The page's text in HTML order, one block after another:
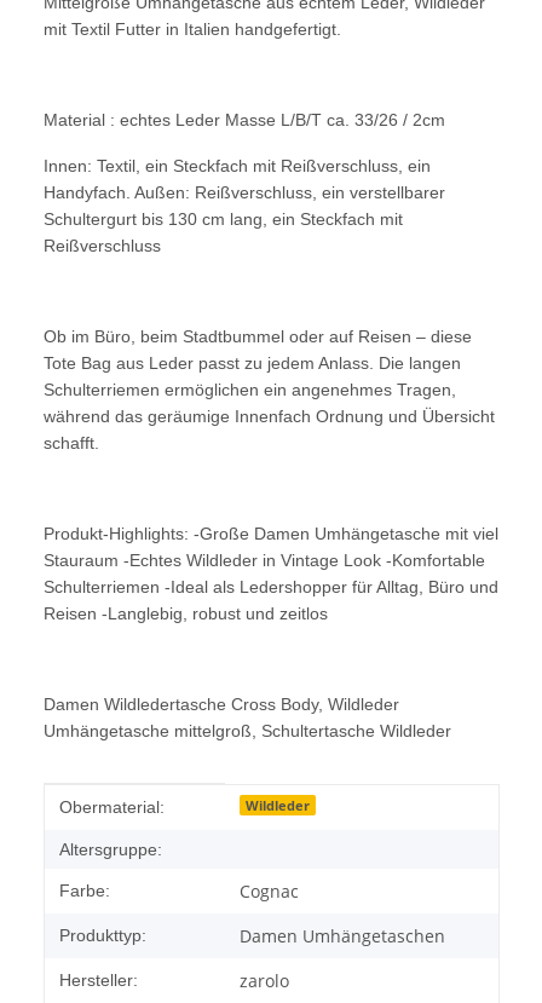
mit Textil Futter in Italien handgefertigt.
Material : echtes Leder Masse L/B/T ca. 33/26 / 2cm
Innen: Textil, ein Steckfach mit Reißverschluss, ein
Handyfach. Außen: Reißverschluss, ein verstellbarer
Schultergurt bis 130 cm lang, ein Steckfach mit
Reißverschluss
Ob im Büro, beim Stadtbummel oder auf Reisen – diese
Tote Bag aus Leder passt zu jedem Anlass. Die langen
Schulterriemen ermöglichen ein angenehmes Tragen,
während das geräumige Innenfach Ordnung und Übersicht
schafft.
Produkt-Highlights: -Große Damen Umhängetasche mit viel
Stauraum -Echtes Wildleder in Vintage Look -Komfortable
Schulterriemen -Ideal als Ledershopper für Alltag, Büro und
Reisen -Langlebig, robust und zeitlos
Damen Wildledertasche Cross Body, Wildleder
Umhängetasche mittelgroß, Schultertasche Wildleder
Produkteigenschaft
Wert
Obermaterial: Wildleder
Altersgruppe:
Farbe: Cognac
Produkttyp: Damen Umhängetaschen
Hersteller: zarolo